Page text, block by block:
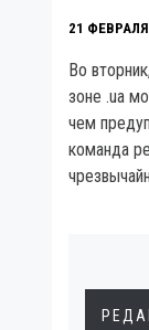
21
Во
зоне .ua
чем
команда